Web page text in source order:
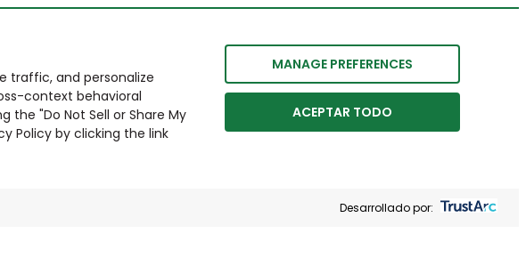
traffic, and personalize
context behavioral
"Do Not Sell or Share My
Policy by clicking the link
MANAGE PREFERENCES
ACEPTAR TODO
Desarrollado por: